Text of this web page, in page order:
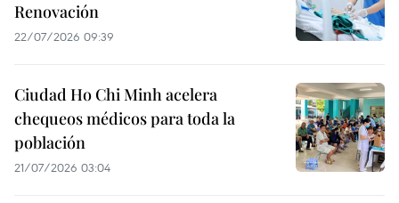
Renovación
22/07/2026 09:39
Ciudad Ho Chi Minh acelera
chequeos médicos para toda la
población
21/07/2026 03:04